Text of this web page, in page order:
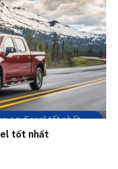
tốt nhất